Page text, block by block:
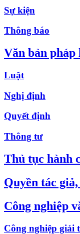
Sự kiện
Thông báo
Văn bản pháp
Luật
Nghị định
Quyết định
Thông tư
Thủ tục hành
Quyền tác
Công nghiệp
Công nghiệp giải